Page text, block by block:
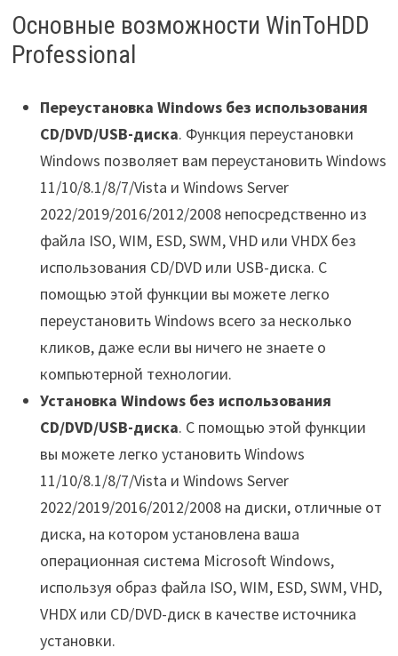
Основные возможности WinToHDD
Professional
Переустановка Windows без использования
CD/DVD/USB-диска. Функция переустановки
Windows позволяет вам переустановить Windows
11/10/8.1/8/7/Vista и Windows Server
2022/2019/2016/2012/2008 непосредственно из
файла ISO, WIM, ESD, SWM, VHD или VHDX без
использования CD/DVD или USB-диска. С
помощью этой функции вы можете легко
переустановить Windows всего за несколько
кликов, даже если вы ничего не знаете о
компьютерной технологии.
Установка Windows без использования
CD/DVD/USB-диска. С помощью этой функции
вы можете легко установить Windows
11/10/8.1/8/7/Vista и Windows Server
2022/2019/2016/2012/2008 на диски, отличные от
диска, на котором установлена ваша
операционная система Microsoft Windows,
используя образ файла ISO, WIM, ESD, SWM, VHD,
VHDX или CD/DVD-диск в качестве источника
установки.